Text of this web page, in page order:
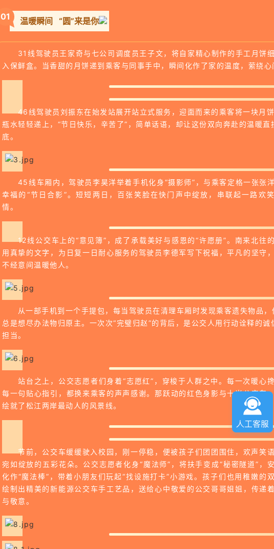
01 温暖瞬间 “圆”来是你
31线驾驶员王家奇与七公司调度员王子文，将自家精心制作的手工月饼
入保鲜盒。当香甜的月饼递到乘客与同事手中，瞬间化作了家的温度，萦绕心
46线驾驶员刘振东在始发站展开站立式服务，迎面而来的乘客将一块月
瓶水轻轻递上，“节日快乐，辛苦了”，简单话语，却让这份双向奔赴的温暖直
底。
45线车厢内，驾驶员李昊洋举着手机化身“摄影师”，与乘客定格一张张
幸福的“节日合影”。短短两日，百张笑脸在快门声中绽放，串联起一路欢
情。
12线公交车上的“意见簿”，成了承载美好与感恩的“许愿册”。南来北往
用真挚的文字，为日复一日耐心服务的驾驶员李德军写下祝福，平凡的坚守
不经意间温暖他人。
从一部手机到一个手提包，每当驾驶员在清理车厢时发现乘客遗失物品，
总是想尽办法物归原主。一次次“完璧归赵”的背后，是公交人用行动诠释的诚
担当。
站台之上，公交志愿者们身着“志愿红”，穿梭于人群之中。每一次暖心
每一句贴心指引，都换来乘客的声声感谢。那跃动的红色身影与十米公交车
绘就了松江两岸最动人的风景线。
节前，公交车缓缓驶入校园，刚一停稳，便被孩子们团团围住，欢声笑
宛如绽放的五彩花朵。公交志愿者化身“魔法师”，将扶手变成“秘密隧道”，
化作“魔法棒”，带着小朋友们玩起“找设施打卡”小游戏。孩子们也用稚嫩的
绘制出精美的新能源公交车手工艺品，送给心中敬爱的公交哥哥姐姐，传递
与敬意。